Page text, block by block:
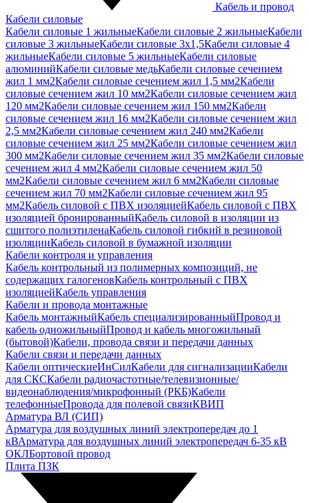
Кабель и провод
Кабели силовые
Кабели силовые 1 жильныеКабели силовые 2 жильныеКабели
силовые 3 жильныеКабели силовые 3х1,5Кабели силовые 4
жильныеКабели силовые 5 жильныеКабели силовые
алюминийКабели силовые медьКабели силовые сечением
жил 1 мм2Кабели силовые сечением жил 1,5 мм2Кабели
силовые сечением жил 10 мм2Кабели силовые сечением жил
120 мм2Кабели силовые сечением жил 150 мм2Кабели
силовые сечением жил 16 мм2Кабели силовые сечением жил
2,5 мм2Кабели силовые сечением жил 240 мм2Кабели
силовые сечением жил 25 мм2Кабели силовые сечением жил
300 мм2Кабели силовые сечением жил 35 мм2Кабели силовые
сечением жил 4 мм2Кабели силовые сечением жил 50
мм2Кабели силовые сечением жил 6 мм2Кабели силовые
сечением жил 70 мм2Кабели силовые сечением жил 95
мм2Кабель силовой с ПВХ изоляциейКабель силовой с ПВХ
изоляцией бронированныйКабель силовой в изоляции из
сшитого полиэтиленаКабель силовой гибкий в резиновой
изоляцииКабель силовой в бумажной изоляции
Кабели контроля и управления
Кабель контрольный из полимерных композиций, не
содержащих галогеновКабель контрольный с ПВХ
изоляциейКабель управления
Кабели и провода монтажные
Кабель монтажныйКабель специализированныйПровод и
кабель одножильныйПровод и кабель многожильный
(бытовой)Кабели, провода связи и передачи данных
Кабели связи и передачи данных
Кабели оптическиеИнСилКабели для сигнализацииКабели
для СКСКабели радиочастотные/телевизионные/
видеонаблюдения/микрофонный (РКБ)Кабели
телефонныеПровода для полевой связиКВИП
Арматура ВЛ (СИП)
Арматура для воздушных линий электропередач до 1
кВАрматура для воздушных линий электропередач 6-35 кВ
ОКЛБортовой провод
Плита ПЗК